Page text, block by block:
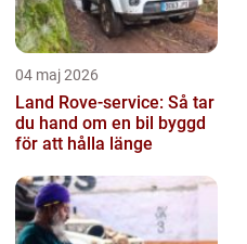
04 maj 2026
Land Rove-service: Så tar
du hand om en bil byggd
för att hålla länge